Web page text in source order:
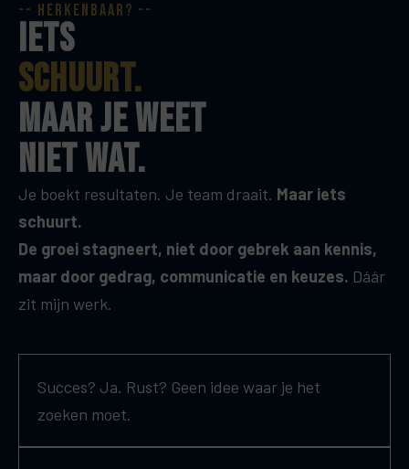
-- herkenbaar? --
iets
schuurt.
maar je weet
niet wat.
Je boekt resultaten. Je team draait. Maar iets
schuurt.
De groei stagneert, niet door gebrek aan kennis,
maar door gedrag, communicatie en keuzes. Dáár
zit mijn werk.
Succes? Ja. Rust? Geen idee waar je het
zoeken moet.